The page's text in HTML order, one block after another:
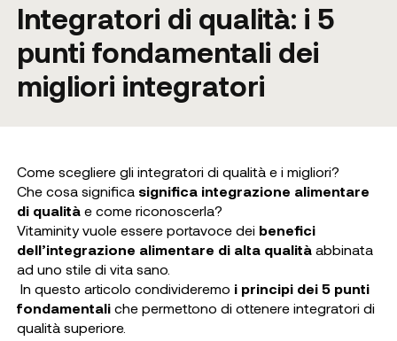
Integratori di qualità: i 5
punti fondamentali dei
migliori integratori
Come scegliere gli integratori di qualità e i migliori?
Che cosa significasignifica integrazione alimentare
di qualitàe come riconoscerla?
Vitaminity vuole essere portavoce dei benefici
dell’integrazione alimentare di alta qualitàabbinata
ad uno stile di vita sano.
In questo articolo condivideremo i principi dei 5 punti
fondamentaliche permettono di ottenere integratori di
qualità superiore.